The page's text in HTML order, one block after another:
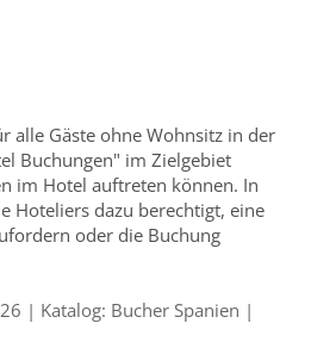
alle Gäste ohne Wohnsitz in der
Buchungen" im Zielgebiet
im Hotel auftreten können. In
Hoteliers dazu berechtigt, eine
oder die Buchung
| Katalog: Bucher Spanien |